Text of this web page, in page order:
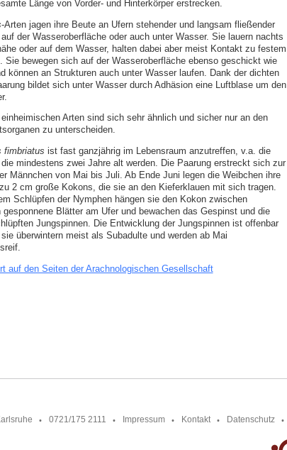
Länge von Vorder- und Hinterkörper erstrecken.
-Arten jagen ihre Beute an Ufern stehender und langsam fließender
der Wasseroberfläche oder auch unter Wasser. Sie lauern nachts
oder auf dem Wasser, halten dabei aber meist Kontakt zu festem
Sie bewegen sich auf der Wasseroberfläche ebenso geschickt wie
können an Strukturen auch unter Wasser laufen. Dank der dichten
bildet sich unter Wasser durch Adhäsion eine Luftblase um den
einheimischen Arten sind sich sehr ähnlich und sicher nur an den
zu unterscheiden.
fimbriatus ist fast ganzjährig im Lebensraum anzutreffen, v.a. die
mindestens zwei Jahre alt werden. Die Paarung erstreckt sich zur
Männchen von Mai bis Juli. Ab Ende Juni legen die Weibchen ihre
2 cm große Kokons, die sie an den Kieferklauen mit sich tragen.
Schlüpfen der Nymphen hängen sie den Kokon zwischen
gesponnene Blätter am Ufer und bewachen das Gespinst und die
Jungspinnen. Die Entwicklung der Jungspinnen ist offenbar
überwintern meist als Subadulte und werden ab Mai
auf den Seiten der Arachnologischen Gesellschaft
0721/175 2111 Impressum Kontakt Datenschutz